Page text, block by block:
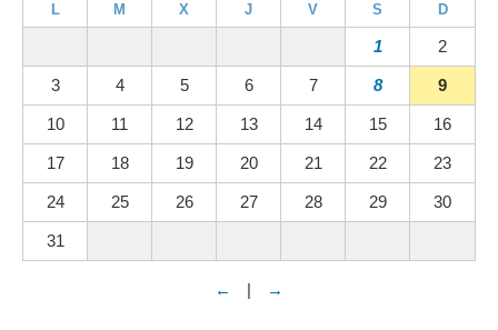
L M X J V S D
1 2
3 4 5 6 7 8 9
10 11 12 13 14 15 16
17 18 19 20 21 22 23
24 25 26 27 28 29 30
31
← →